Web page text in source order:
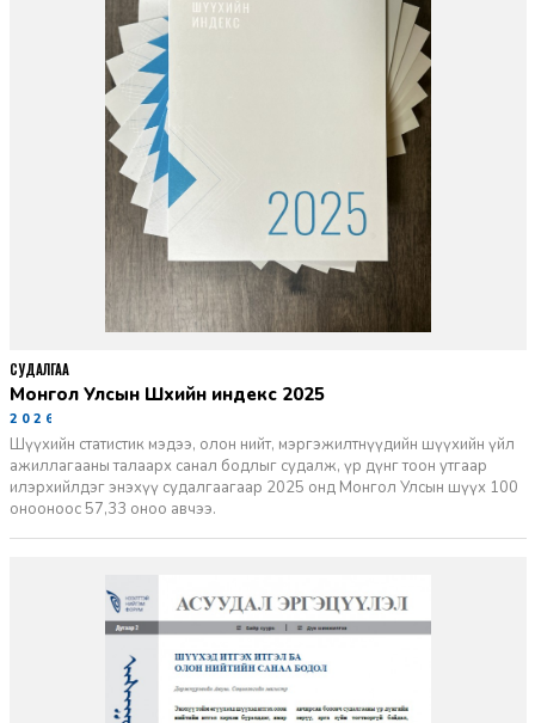
Монгол Улсын Шүүхийн индекс 2025
2026-06-11
Шүүхийн статистик мэдээ, олон нийт, мэргэжилтнүүдийн шүүхийн үйл
ажиллагааны талаарх санал бодлыг судалж, үр дүнг тоон утгаар
илэрхийлдэг энэхүү судалгаагаар 2025 онд Монгол Улсын шүүх 100
онооноос 57,33 оноо авчээ.
СУДАЛГАА